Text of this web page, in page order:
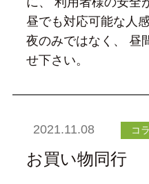
昼でも対応可能な人
夜のみではなく、 昼
せ下さい。
2021.11.08 コ
お買い物同行